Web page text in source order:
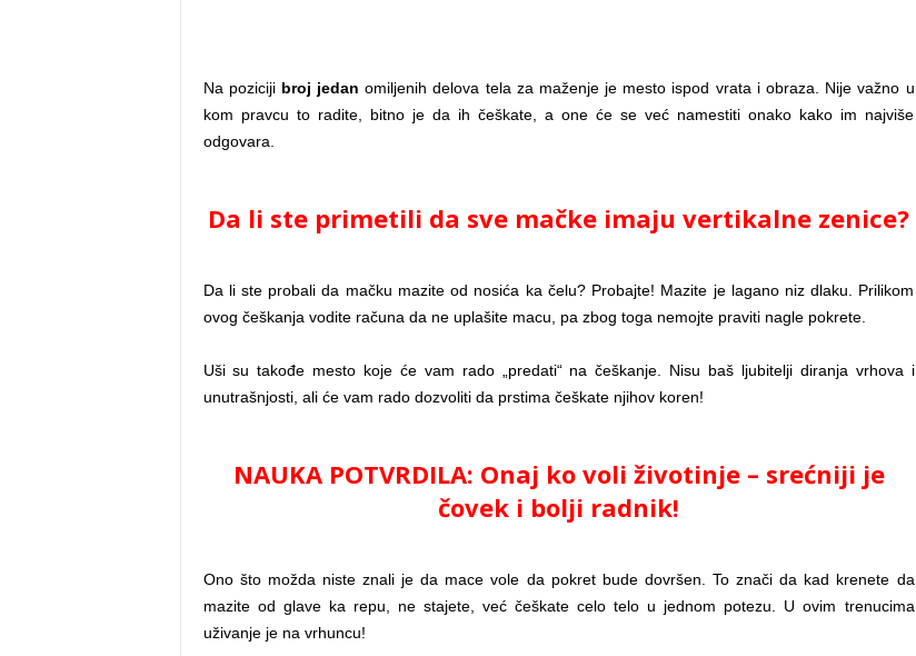
Na poziciji broj jedan omiljenih delova tela za maženje je mesto ispod vrata i obraza. Nije važno u
kom pravcu to radite, bitno je da ih češkate, a one će se već namestiti onako kako im najviše
odgovara.
Da li ste primetili da sve mačke imaju vertikalne zenice?
Da li ste probali da mačku mazite od nosića ka čelu? Probajte! Mazite je lagano niz dlaku. Prilikom
ovog češkanja vodite računa da ne uplašite macu, pa zbog toga nemojte praviti nagle pokrete.
Uši su takođe mesto koje će vam rado „predati“ na češkanje. Nisu baš ljubitelji diranja vrhova i
unutrašnjosti, ali će vam rado dozvoliti da prstima češkate njihov koren!
NAUKA POTVRDILA: Onaj ko voli životinje – srećniji je
čovek i bolji radnik!
Ono što možda niste znali je da mace vole da pokret bude dovršen. To znači da kad krenete da
mazite od glave ka repu, ne stajete, već češkate celo telo u jednom potezu. U ovim trenucima
uživanje je na vrhuncu!